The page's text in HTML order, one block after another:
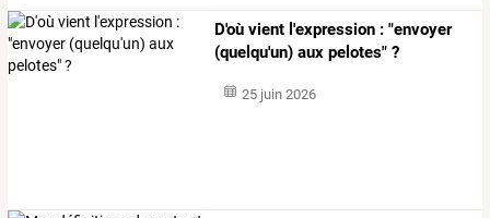
D'où vient l'expression : "envoyer
(quelqu'un) aux pelotes" ?
25 juin 2026